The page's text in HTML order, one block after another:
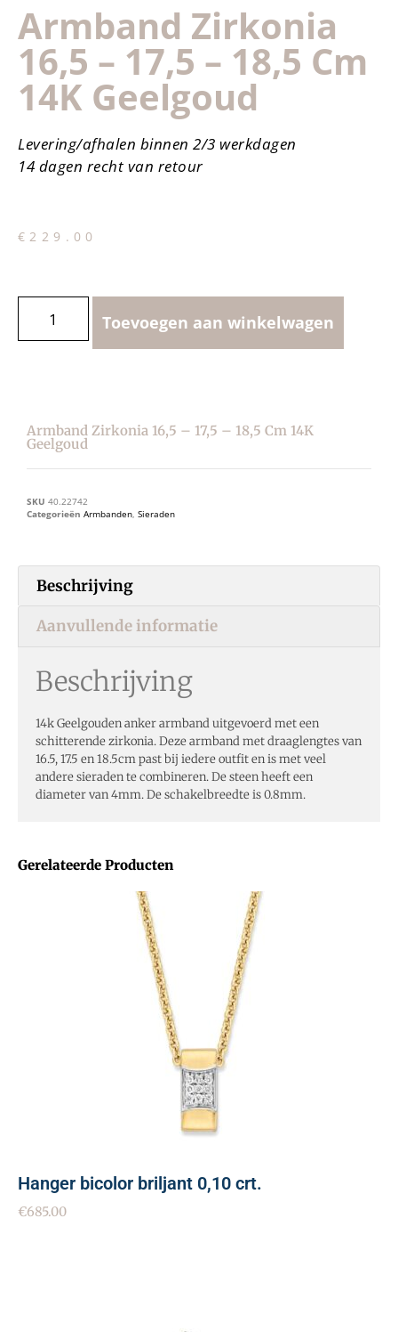
Armband Zirkonia
16,5 – 17,5 – 18,5 Cm
14K Geelgoud
Levering/afhalen binnen 2/3 werkdagen
14 dagen recht van retour
€ 229.00
Toevoegen aan winkelwagen
Gerelateerde Producten
Hanger bicolor briljant 0,10 crt.
€685.00
Armband Zirkonia 16,5 – 17,5 – 18,5 Cm 14K
Geelgoud
SKU 40.22742
Categorieën Armbanden, Sieraden
Beschrijving
Aanvullende informatie
Beschrijving
14k Geelgouden anker armband uitgevoerd met een
schitterende zirkonia. Deze armband met draaglengtes van
16.5, 17.5 en 18.5cm past bij iedere outfit en is met veel
andere sieraden te combineren. De steen heeft een
diameter van 4mm. De schakelbreedte is 0.8mm.